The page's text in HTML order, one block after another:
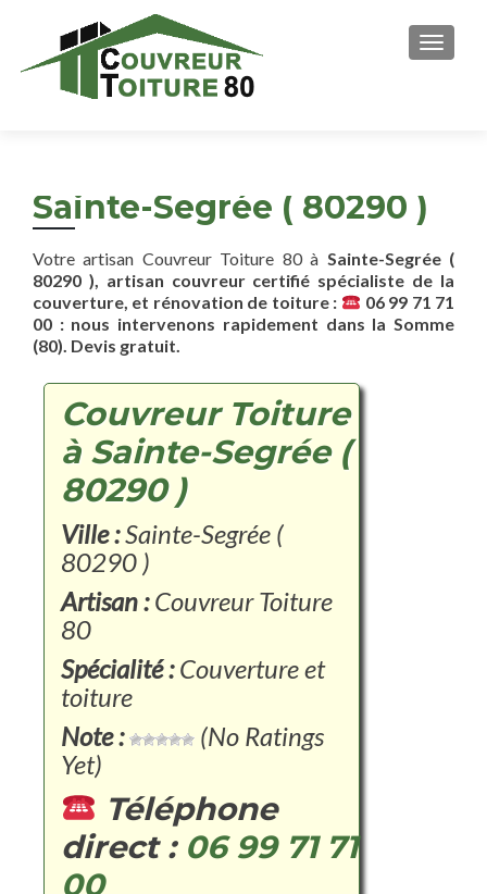
Sainte-Segrée ( 80290 )
Votre artisan Couvreur Toiture 80 à Sainte-Segrée (
80290 ), artisan couvreur certifié spécialiste de la
couverture, et rénovation de toiture :
06 99 71 71
00 : nous intervenons rapidement dans la Somme
(80). Devis gratuit.
Couvreur Toiture
à Sainte-Segrée (
80290 )
Ville :Sainte-Segrée (
80290 )
Artisan :Couvreur Toiture
80
Spécialité :Couverture et
toiture
Note :
(No Ratings
Yet)
Téléphone
direct : 06 99 71 71
00